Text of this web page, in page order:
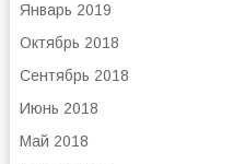
Январь 2019
Октябрь 2018
Сентябрь 2018
Июнь 2018
Май 2018